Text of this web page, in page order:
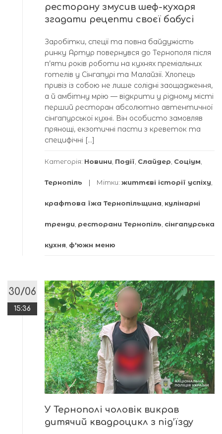
ресторану змусив шеф-кухаря
згадати рецепти своєї бабусі
Заробітки, спеції та повна байдужість
ринку Артур повернувся до Тернополя після
п’яти років роботи на кухнях преміальних
готелів у Сінгапурі та Малайзії. Хлопець
привіз із собою не лише солідні заощадження,
а й амбітну мрію — відкрити у рідному місті
перший ресторан абсолютно автентичної
сінгапурської кухні. Він особисто замовляв
прянощі, екзотичні пасти з креветок та
специфічні […]
Категорія: Новини Події Слайдер Соціум
Тернопіль Мітки: життєві історії успіху
крафтова їжа Тернопільщина кулінарні
тренди ресторани Тернопіль сінгапурська
кухня ф'южн меню
30/06
15:36
У Тернополі чоловік викрав
дитячий квадроцикл з під’їзду